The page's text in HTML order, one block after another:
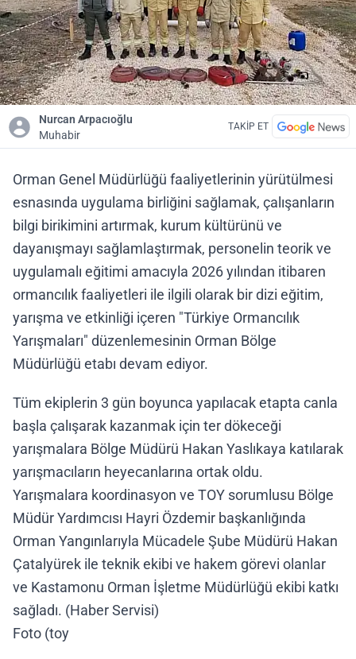
Nurcan Arpacıoğlu
Muhabir
TAKİP ET
Orman Genel Müdürlüğü faaliyetlerinin yürütülmesi
esnasında uygulama birliğini sağlamak, çalışanların
bilgi birikimini artırmak, kurum kültürünü ve
dayanışmayı sağlamlaştırmak, personelin teorik ve
uygulamalı eğitimi amacıyla 2026 yılından itibaren
ormancılık faaliyetleri ile ilgili olarak bir dizi eğitim,
yarışma ve etkinliği içeren "Türkiye Ormancılık
Yarışmaları" düzenlemesinin Orman Bölge
Müdürlüğü etabı devam ediyor.
Tüm ekiplerin 3 gün boyunca yapılacak etapta canla
başla çalışarak kazanmak için ter dökeceği
yarışmalara Bölge Müdürü Hakan Yaslıkaya katılarak
yarışmacıların heyecanlarına ortak oldu.
Yarışmalara koordinasyon ve TOY sorumlusu Bölge
Müdür Yardımcısı Hayri Özdemir başkanlığında
Orman Yangınlarıyla Mücadele Şube Müdürü Hakan
Çatalyürek ile teknik ekibi ve hakem görevi olanlar
ve Kastamonu Orman İşletme Müdürlüğü ekibi katkı
sağladı. (Haber Servisi)
Foto (toy